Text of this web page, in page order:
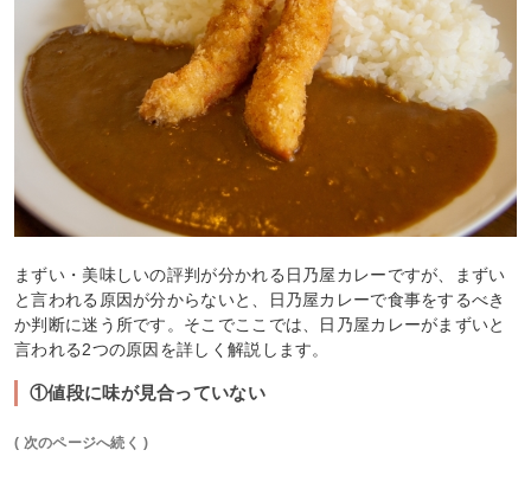
まずい・美味しいの評判が分かれる日乃屋カレーですが、まずい
と言われる原因が分からないと、日乃屋カレーで食事をするべき
か判断に迷う所です。そこでここでは、日乃屋カレーがまずいと
言われる2つの原因を詳しく解説します。
①値段に味が見合っていない
( 次のページへ続く )